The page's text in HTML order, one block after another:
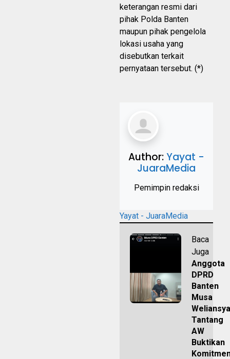
keterangan resmi dari
pihak Polda Banten
maupun pihak pengelola
lokasi usaha yang
disebutkan terkait
pernyataan tersebut. (*)
Author:Yayat -
JuaraMedia
Pemimpin redaksi
Yayat - JuaraMedia
Baca
Juga
Anggota
DPRD
Banten
Musa
Tantang
AW
Buktikan